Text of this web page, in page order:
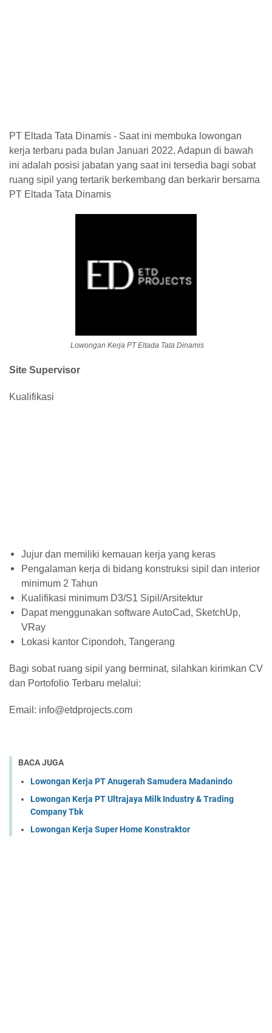
PT Eltada Tata Dinamis - Saat ini membuka lowongan
kerja terbaru pada bulan Januari 2022. Adapun di bawah
ini adalah posisi jabatan yang saat ini tersedia bagi sobat
ruang sipil yang tertarik berkembang dan berkarir bersama
PT Eltada Tata Dinamis
Lowongan Kerja PT Eltada Tata Dinamis
Site Supervisor
Kualifikasi
Jujur dan memiliki kemauan kerja yang keras
Pengalaman kerja di bidang konstruksi sipil dan interior
minimum 2 Tahun
Kualifikasi minimum D3/S1 Sipil/Arsitektur
Dapat menggunakan software AutoCad, SketchUp,
VRay
Lokasi kantor Cipondoh, Tangerang
Bagi sobat ruang sipil yang berminat, silahkan kirimkan CV
dan Portofolio Terbaru melalui:
Email: info@etdprojects.com
BACA JUGA
Lowongan Kerja PT Anugerah Samudera Madanindo
Lowongan Kerja PT Ultrajaya Milk Industry & Trading
Company Tbk
Lowongan Kerja Super Home Konstraktor